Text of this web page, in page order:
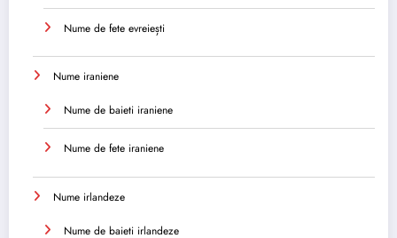
Nume de fete evreiești
Nume iraniene
Nume de baieti iraniene
Nume de fete iraniene
Nume irlandeze
Nume de baieti irlandeze